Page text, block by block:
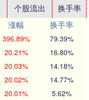
个股流出
换手率
涨幅
换手率
396.89% 79.39%
20.21% 16.80%
20.03% 14.18%
20.02% 14.77%
20.01% 5.62%